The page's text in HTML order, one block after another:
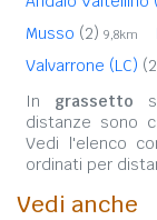
Musso (2) 9,8km
Valvarrone (LC)
In grassetto
distanze sono
Vedi l'elenco
ordinati per
Vedi anche